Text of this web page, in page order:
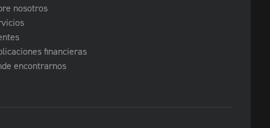
nosotros
financieras
encontrarnos